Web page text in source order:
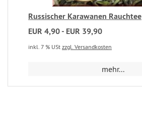
Russischer Karawanen Rauchtee
EUR 4,90 - EUR 39,90
inkl. 7 % USt zzgl. Versandkosten
mehr...